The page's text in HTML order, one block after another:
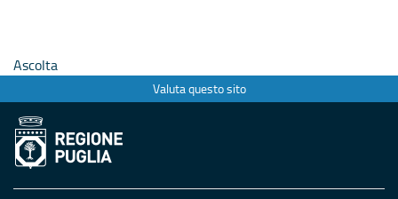
Ascolta
Valuta questo sito